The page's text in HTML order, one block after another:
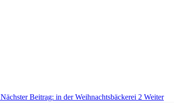
Nächster Beitrag: in der Weihnachtsbäckerei 2 Weiter